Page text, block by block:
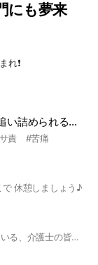
にも夢来
れ❗
サービス提供責任者とヘルパーと追い詰められる日常
責 #苦痛
休憩しましょう♪
カイテクやUケアでスキマバイトをしている、介護士の皆さん語り合いましょ🤭🚫施設の実名は出さないようにお願いします。 ○○区のデイサービスTとかそんな感じで。 #カイテク #Uケア #スキマバイト #副業